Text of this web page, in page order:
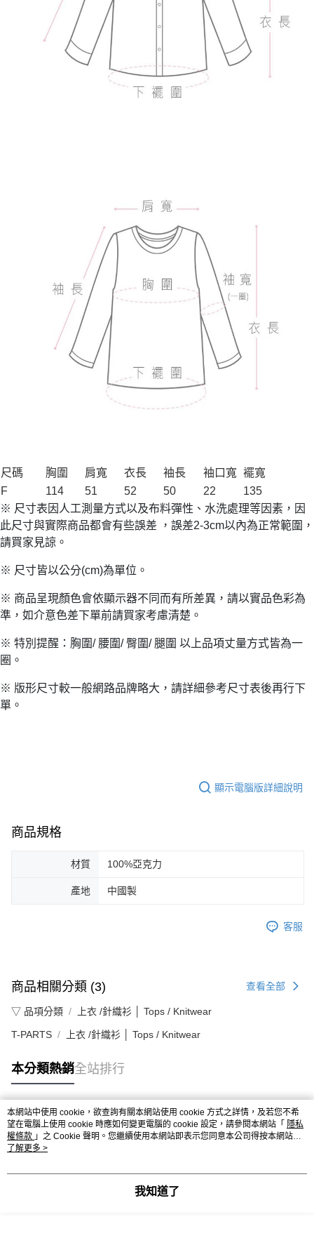
尺碼 胸圍 肩寬 衣長 袖長 袖口寬 襬寬
F
114 51 52 50 22
135
※ 尺寸表因人工測量方式以及布料彈性、水洗處理等因素，因
此尺寸與實際商品都會有些誤差 ，誤差2-3cm以內為正常範圍，
請買家見諒。
※ 尺寸皆以公分(cm)為單位。
※ 商品呈現顏色會依顯示器不同而有所差異，請以實品色彩為
準，如介意色差下單前請買家考慮清楚。
※ 特別提醒：胸圍/ 腰圍/ 臀圍/ 腿圍 以上品項丈量方式皆為一
圈。
※ 版形尺寸較一般網路品牌略大，請詳細參考尺寸表後再行下
單。
顯示電腦版詳細說明
商品規格
材質 100%亞克力
產地 中國製
客服
商品相關分類 (3) 查看全部
▽ 品項分類 上衣 /針織衫 │ Tops / Knitwear
T-PARTS 上衣 /針織衫 │ Tops / Knitwear
本分類熱銷全站排行
熱門標籤
本網站中使用 cookie，欲查詢有關本網站使用 cookie 方式之詳情，及若您不希
望在電腦上使用 cookie 時應如何變更電腦的 cookie 設定，請參閱本網站「 隱私
權條款 」之 Cookie 聲明。您繼續使用本網站即表示您同意本公司得按本網站使
用條款之 Cookie 聲明使用 cookie。
了解更多 >
我知道了